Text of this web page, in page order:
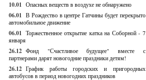
10.01 Опасных веществ в воздухе не обнаружено
06.01 В Рождество в центре Гатчины будет перекрыто
автомобильное движение
06.01 Торжественное открытие катка на Соборной - 7
января
26.12 Фонд "Счастливое будущее" вместе с
партнерами дарят новогодние праздники детям!
26.12 График работы городских и пригородных
автобусов в период новогодних праздников